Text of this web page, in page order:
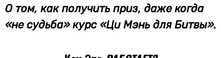
О том, как получить приз, даже когда
«не судьба» курс «Ци Мэнь для Битвы».